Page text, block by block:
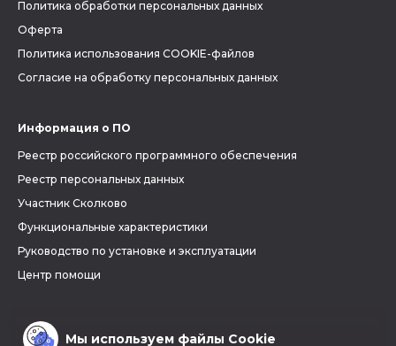
Политика обработки персональных данных
Оферта
Политика использования COOKIE-файлов
Согласие на обработку персональных данных
Информация о ПО
Реестр российского программного обеспечения
Реестр персональных данных
Участник Сколково
Функциональные характеристики
Руководство по установке и эксплуатации
Центр помощи
Мы используем файлы Cookie